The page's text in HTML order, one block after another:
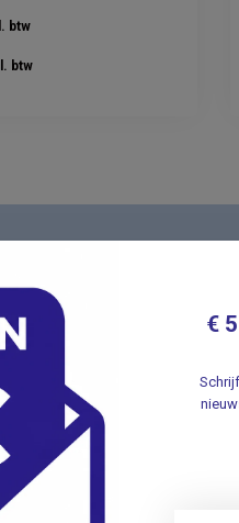
btw
btw
onze klantenservice ✔ Altijd
€